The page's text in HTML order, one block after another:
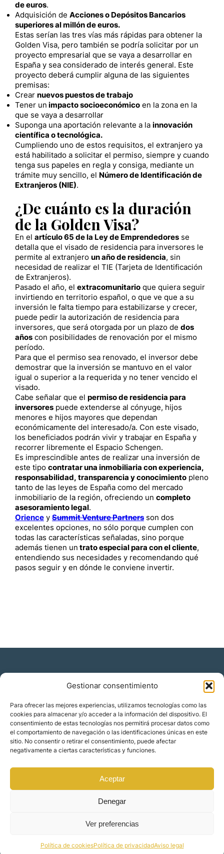
Gestionar consentimiento
Para ofrecer las mejores experiencias, utilizamos tecnologías como las
cookies para almacenar y/o acceder a la información del dispositivo. El
consentimiento de estas tecnologías nos permitirá procesar datos como
el comportamiento de navegación o las identificaciones únicas en este
sitio. No consentir o retirar el consentimiento, puede afectar
negativamente a ciertas características y funciones.
Aceptar
Denegar
Ver preferencias
Política de cookiesPolítica de privacidadAviso legal
de euros.
Adquisición de Acciones o Depósitos Bancarios
superiores al millón de euros.
Estas serían las tres vías más rápidas para obtener la
Golden Visa, pero también se podría solicitar por un
proyecto empresarial que se vaya a desarrollar en
España y sea considerado de interés general. Este
proyecto deberá cumplir alguna de las siguientes
premisas:
Crear nuevos puestos de trabajo
Tener un impacto socioeconómico en la zona en la
que se vaya a desarrollar
Suponga una aportación relevante a la innovación
científica o tecnológica.
Cumpliendo uno de estos requisitos, el extranjero ya
está habilitado a solicitar el permiso, siempre y cuando
tenga sus papeles en regla y consiga, mediante un
trámite muy sencillo, el Número de Identificación de
Extranjeros (NIE).
¿De cuánto es la duración
de la Golden Visa?
En el artículo 65 de la Ley de Emprendedores se
detalla que el visado de residencia para inversores le
permite al extranjero un año de residencia, sin
necesidad de realizar el TIE (Tarjeta de Identificación
de Extranjeros).
Pasado el año, el extracomunitario que quiera seguir
invirtiendo en territorio español, o que ve que a su
inversión le falta tiempo para estabilizarse y crecer,
puede pedir la autorización de residencia para
inversores, que será otorgada por un plazo de dos
años con posibilidades de renovación por el mismo
período.
Para que el permiso sea renovado, el inversor debe
demostrar que la inversión se mantuvo en el valor
igual o superior a la requerida y no tener vencido el
visado.
Cabe señalar que el permiso de residencia para
inversores puede extenderse al cónyuge, hijos
menores e hijos mayores que dependan
económicamente del interesado/a. Con este visado,
los beneficiados podrán vivir y trabajar en España y
recorrer libremente el Espacio Schengen.
Es imprescindible antes de realizar una inversión de
este tipo contratar una inmobiliaria con experiencia,
responsabilidad, transparencia y conocimiento pleno
tanto de las leyes de España como del mercado
inmobiliario de la región, ofreciendo un completo
asesoramiento legal.
Orience y Summit Venture Partners son dos
excelentes opciones, no sólo porque cumplen con
todas las características señaladas, sino porque
además tienen un trato especial para con el cliente,
entendiendo sus necesidades y recomendando qué
pasos seguir y en dónde le conviene invertir.
Residencia y ciudadanía
Migración corporativa
Nómadas digitales
Colabora con nosotros
Quiénes somos
Contacto
Localizaciones
Orience | © 2025 Todos los derechos reservados
Made byMindset Digital